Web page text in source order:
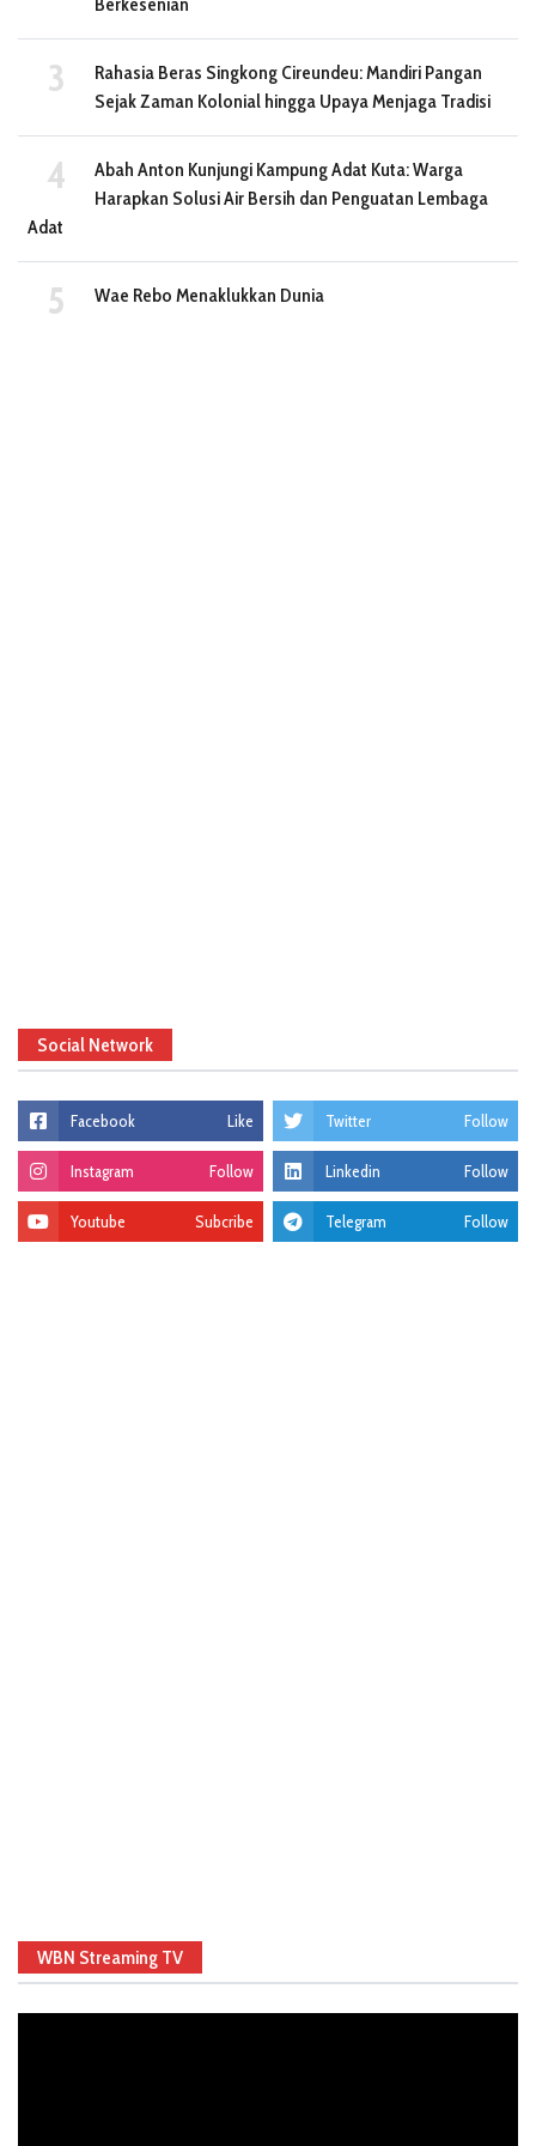
Rahasia Beras Singkong Cireundeu: Mandiri Pangan
Sejak Zaman Kolonial hingga Upaya Menjaga Tradisi
Abah Anton Kunjungi Kampung Adat Kuta: Warga
Harapkan Solusi Air Bersih dan Penguatan Lembaga
Adat
Wae Rebo Menaklukkan Dunia
Social Network
Facebook Like Twitter Follow
Instagram Follow Linkedin Follow
Youtube Subcribe Telegram Follow
WBN Streaming TV